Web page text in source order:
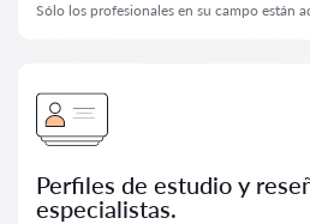
Sólo los profesionales en su campo están
Perfiles de estudio y
especialistas.